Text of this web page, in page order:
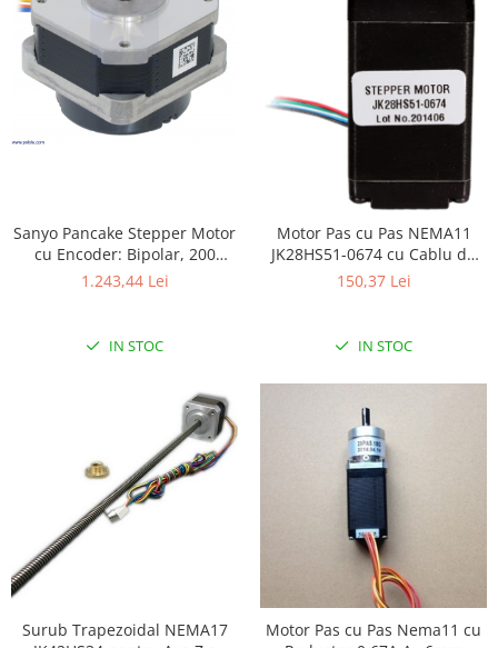
Sticker
Componente
Butoane, Tastaturi
Condensatoare
Microcontrollere AVR
PCB - Placute Circuit
Rezistoare
Imprimante 3D
Componente
Componente E3D
Filament Premium ABS 1.75 mm
Filament Premium ABS 3 mm
Sanyo Pancake Stepper Motor
cu Encoder: Bipolar, 200
Steps/Rev, 42×31.5mm, 5.4V, 11.243,44 Lei
IN STOC
Motor Pas cu Pas NEMA11
JK28HS51-0674 cu Cablu de
300MM Ax Rotund 1.8
150,37 Lei
IN STOC
Surub Trapezoidal NEMA17
Motor Pas cu Pas Nema11 cu